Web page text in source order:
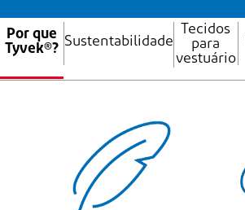
Por que
Tyvek®? Sustentabilidade
Tecidos
para
vestuário